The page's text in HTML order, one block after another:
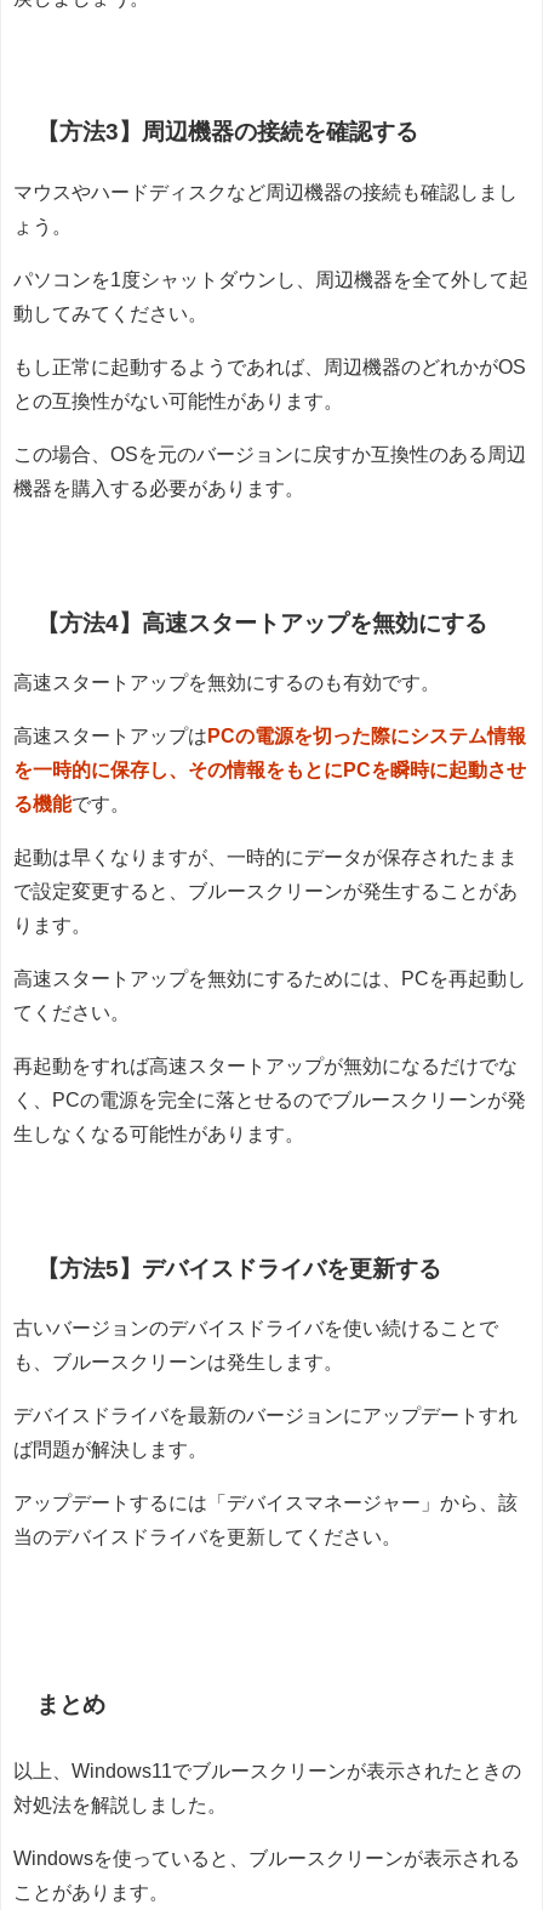
【方法3】周辺機器の接続を確認する
マウスやハードディスクなど周辺機器の接続も確認しまし
ょう。
パソコンを1度シャットダウンし、周辺機器を全て外して起
動してみてください。
もし正常に起動するようであれば、周辺機器のどれかがOS
との互換性がない可能性があります。
この場合、OSを元のバージョンに戻すか互換性のある周辺
機器を購入する必要があります。
【方法4】高速スタートアップを無効にする
高速スタートアップを無効にするのも有効です。
高速スタートアップは PCの電源を切った際にシステム情報
を一時的に保存し、その情報をもとにPCを瞬時に起動させ
る機能です。
起動は早くなりますが、一時的にデータが保存されたまま
で設定変更すると、ブルースクリーンが発生することがあ
ります。
高速スタートアップを無効にするためには、PCを再起動し
てください。
再起動をすれば高速スタートアップが無効になるだけでな
く、PCの電源を完全に落とせるのでブルースクリーンが発
生しなくなる可能性があります。
【方法5】デバイスドライバを更新する
古いバージョンのデバイスドライバを使い続けることで
も、ブルースクリーンは発生します。
デバイスドライバを最新のバージョンにアップデートすれ
ば問題が解決します。
アップデートするには「デバイスマネージャー」から、該
当のデバイスドライバを更新してください。
まとめ
以上、Windows11でブルースクリーンが表示されたときの
対処法を解説しました。
Windowsを使っていると、ブルースクリーンが表示される
ことがあります。